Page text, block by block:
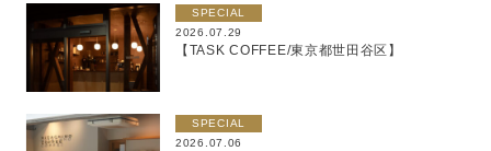
SPECIAL
2026.07.29
【TASK COFFEE/東京都世田谷区】
SPECIAL
2026.07.06